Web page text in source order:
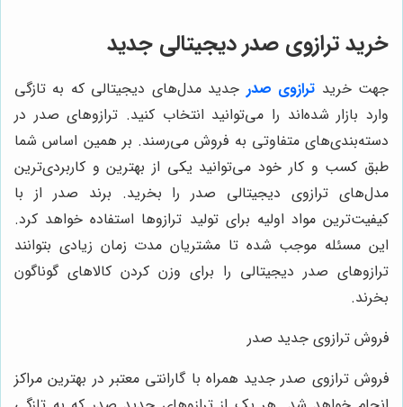
خرید ترازوی صدر دیجیتالی جدید
جهت خرید ترازوی صدر جدید مدل‌های دیجیتالی که به تازگی
وارد بازار شده‌اند را می‌توانید انتخاب کنید. ترازوهای صدر در
دسته‌بندی‌های متفاوتی به فروش می‌رسند. بر همین اساس شما
طبق کسب و کار خود می‌توانید یکی از بهترین و کاربردی‌ترین
مدل‌های ترازوی دیجیتالی صدر را بخرید. برند صدر از با
کیفیت‌ترین مواد اولیه برای تولید ترازوها استفاده خواهد کرد.
این مسئله موجب شده تا مشتریان مدت زمان زیادی بتوانند
ترازوهای صدر دیجیتالی را برای وزن کردن کالاهای گوناگون
بخرند.
فروش ترازوی جدید صدر
فروش ترازوی صدر جدید همراه با گارانتی معتبر در بهترین مراکز